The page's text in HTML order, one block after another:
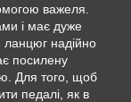
важеля.
і має дуже
надійно
посилену
Для того, щоб
педалі, як в